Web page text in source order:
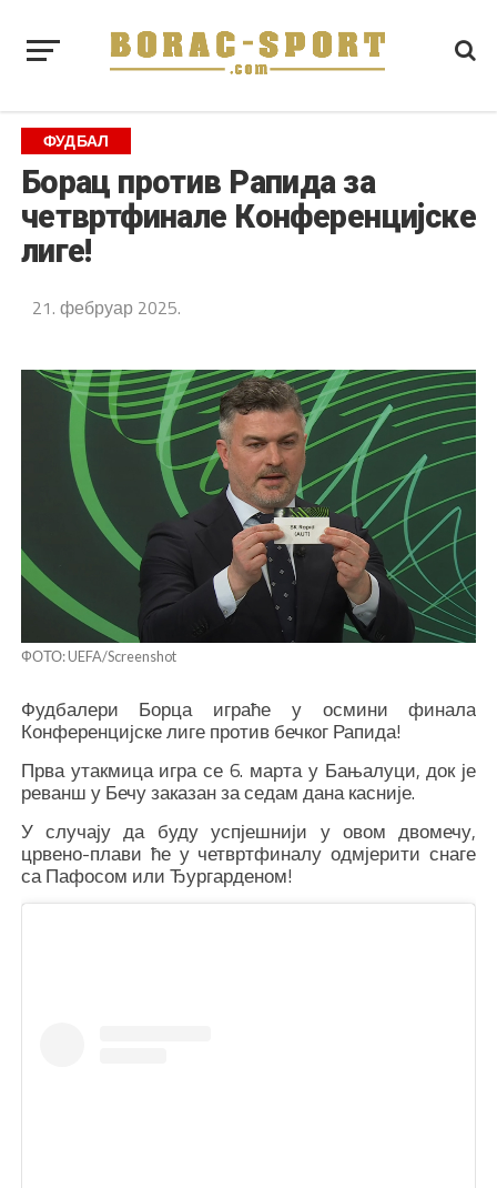
ФУДБАЛ
Борац против Рапида за
четвртфинале Конференцијске
лиге!
21. фебруар 2025.
ФОТО: UEFA/Screenshot
Фудбалери Борца играће у осмини финала
Конференцијске лиге против бечког Рапида!
Прва утакмица игра се 6. марта у Бањалуци, док је
реванш у Бечу заказан за седам дана касније.
У случају да буду успјешнији у овом двомечу,
црвено-плави ће у четвртфиналу одмјерити снаге
са Пафосом или Ђургарденом!